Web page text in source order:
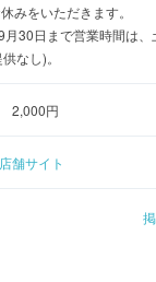
みをいただきます。
30日まで営業時間は
なし)。
2,000円
舗サイト